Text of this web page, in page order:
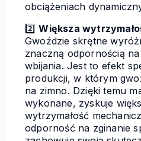
obciążeniach
2️⃣Większa
Gwoździe skrętne
znaczną odpornością
wbijania. Jest to efekt
produkcji, w którym
na zimno. Dzięki temu
wykonane, zyskuje
wytrzymałość
odporność na zginanie